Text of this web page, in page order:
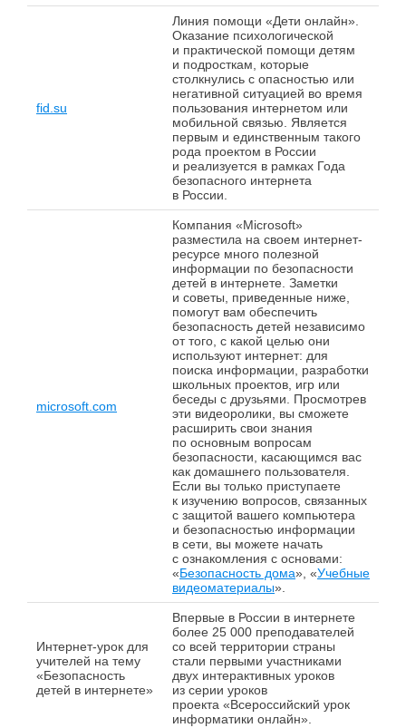
fid.su
Линия помощи «Дети онлайн».
Оказание психологической
и практической помощи детям
и подросткам, которые
столкнулись с опасностью или
негативной ситуацией во время
пользования интернетом или
мобильной связью. Является
первым и единственным такого
рода проектом в России
и реализуется в рамках Года
безопасного интернета
в России.
microsoft.com
Компания «Microsoft»
разместила на своем интернет-
ресурсе много полезной
информации по безопасности
детей в интернете. Заметки
и советы, приведенные ниже,
помогут вам обеспечить
безопасность детей независимо
от того, с какой целью они
используют интернет: для
поиска информации, разработки
школьных проектов, игр или
беседы с друзьями. Просмотрев
эти видеоролики, вы сможете
расширить свои знания
по основным вопросам
безопасности, касающимся вас
как домашнего пользователя.
Если вы только приступаете
к изучению вопросов, связанных
с защитой вашего компьютера
и безопасностью информации
в сети, вы можете начать
с ознакомления с основами:
«Безопасность дома», «Учебные
видеоматериалы».
Интернет-урок для
учителей на тему
«Безопасность
детей в интернете»
Впервые в России в интернете
более 25 000 преподавателей
со всей территории страны
стали первыми участниками
двух интерактивных уроков
из серии уроков
проекта «Всероссийский урок
информатики онлайн».